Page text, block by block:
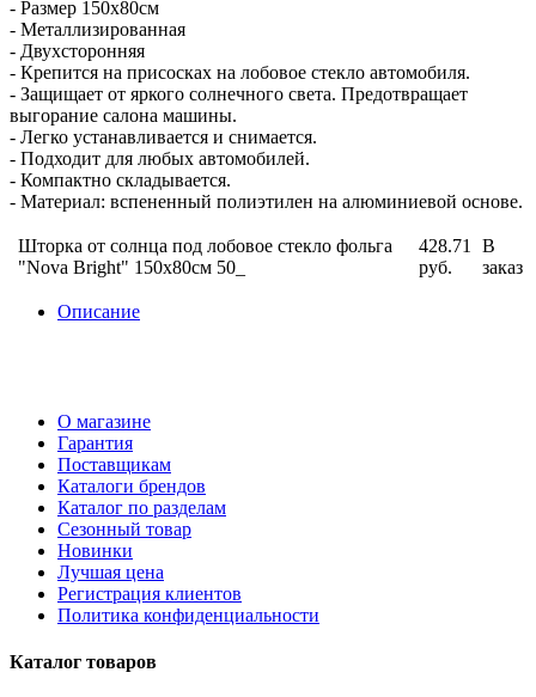
- Размер 150х80см
- Металлизированная
- Двухсторонняя
- Крепится на присосках на лобовое стекло автомобиля.
- Защищает от яркого солнечного света. Предотвращает
выгорание салона машины.
- Легко устанавливается и снимается.
- Подходит для любых автомобилей.
- Компактно складывается.
- Материал: вспененный полиэтилен на алюминиевой основе.
Шторка от солнца под лобовое стекло фольга
"Nova Bright" 150х80см 50_
428.71
руб.
В
заказ
Описание
О магазине
Гарантия
Поставщикам
Каталоги брендов
Каталог по разделам
Сезонный товар
Новинки
Лучшая цена
Регистрация клиентов
Политика конфиденциальности
Каталог товаров